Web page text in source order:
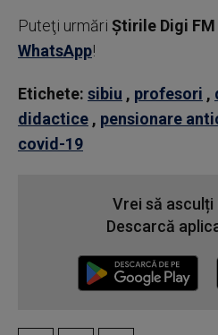
Puteţi urmări Știrile Digi FM
WhatsApp!
Etichete: sibiu , profesori ,
didactice , pensionare
covid-19
Vrei să asculți
Descarcă